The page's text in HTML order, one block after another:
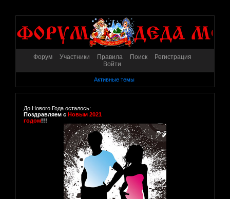
Форум Участники Правила Поиск
Регистрация
Войти
Активные темы
До Нового Года осталось:
Поздравляем с Новым 2021
годом!!!